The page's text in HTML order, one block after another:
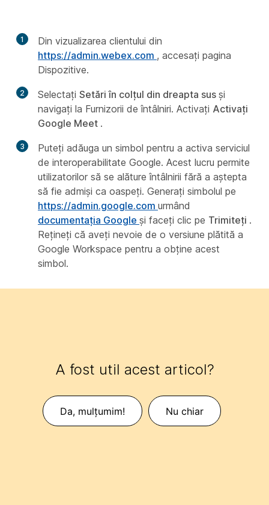
1
Din vizualizarea clientului din
https://admin.webex.com , accesați pagina
Dispozitive.
2 Selectați Setări în colțul din dreapta sus și
navigați la Furnizorii de întâlniri. Activați Activați
Google Meet .
3
Puteți adăuga un simbol pentru a activa serviciul
de interoperabilitate Google. Acest lucru permite
utilizatorilor să se alăture întâlnirii fără a aștepta
să fie admiși ca oaspeți. Generați simbolul pe
https://admin.google.com urmând
documentația Google și faceți clic pe Trimiteți .
Rețineți că aveți nevoie de o versiune plătită a
Google Workspace pentru a obține acest
simbol.
A fost util acest articol?
Da, mulțumim! Nu chiar